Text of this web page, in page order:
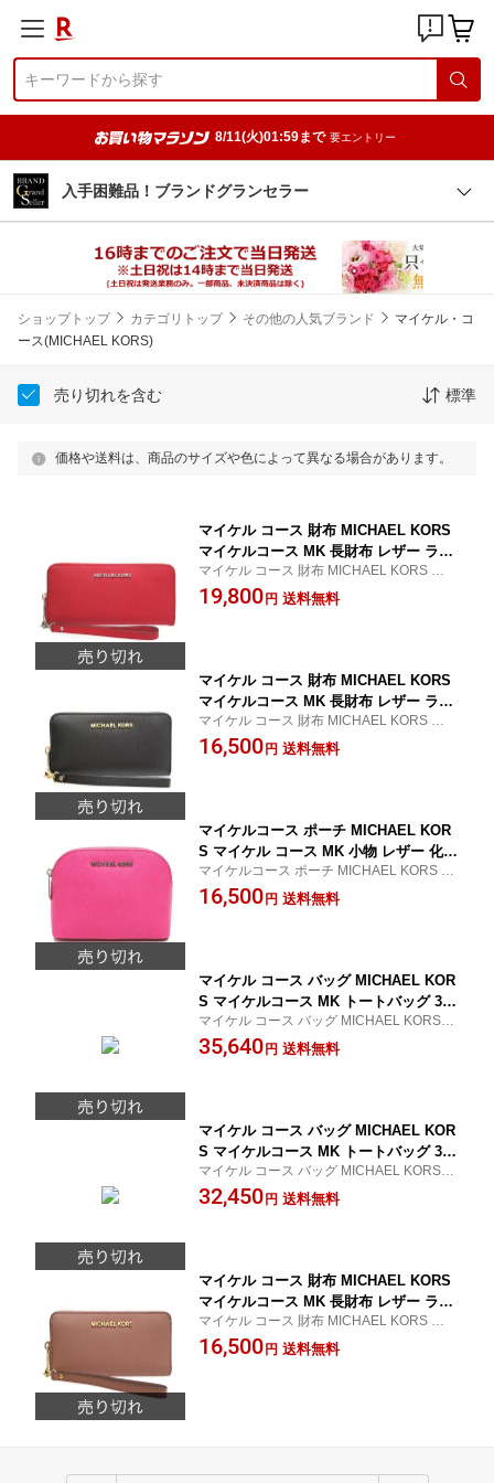
8/11(火)01:59まで 要エントリー
入手困難品！ブランドグランセラー
ショップトップ カテゴリトップ その他の人気ブランド
マイケル・コ
ース(MICHAEL KORS)
売り切れを含む 標準
価格や送料は、商品のサイズや色によって異なる場合があります。
マイケル コース 財布 MICHAEL KORS
マイケルコース MK 長財布 レザー ラウ
ンドファスナー長財布 32T4STVE9L CH
ILI JET SET TRAVEL レッド【2015新
マイケル コース 財布 MICHAEL KORS マイ
ケルコース MK 長財布 新作
19,800 円 送料無料
マイケル コース 財布 MICHAEL KORS
マイケルコース MK 長財布 レザー ラウ
ンドファスナー長財布 32T4GTVE3L BL
ACK ブラック JET SET TRAVEL 【201
マイケル コース 財布 MICHAEL KORS マイ
ケルコース MK 長財布 新作
16,500 円 送料無料
マイケルコース ポーチ MICHAEL KOR
S マイケル コース MK 小物 レザー 化粧
ポーチ 32T5SCPM2L RASPBERRY ピ
ンク CINDY【新作モデル】【新作モデ
マイケルコース ポーチ MICHAEL KORS マ
イケル コース MK 小物 新作
16,500 円 送料無料
マイケル コース バッグ MICHAEL KOR
S マイケルコース MK トートバッグ 30
H4STVT1L RASPBERRY ピンク JET S
ET TRAVEL【新作モデル】【送料無
マイケル コース バッグ MICHAEL KORS マ
イケルコース MK トートバッグ 30H4STVT
1L RASPBERRY ピンク JET SET TRAVEL
35,640 円 送料無料
マイケル コース バッグ MICHAEL KOR
S マイケルコース MK トートバッグ 30
H1GTVT1L PEANUT ブラウン JET SE
T TRAVEL【新作モデル】【送料無料】
マイケル コース バッグ MICHAEL KORS マ
イケルコース MK トートバッグ 30H4STVT
1L RASPBERRY ピンク JET SET TRAVEL
32,450 円 送料無料
マイケル コース 財布 MICHAEL KORS
マイケルコース MK 長財布 レザー ラウ
ンドファスナー長財布 32T4GTVE3L DU
STY ROSE JET SET TRAVEL 【2015
マイケル コース 財布 MICHAEL KORS マイ
ケルコース MK 長財布 新作
16,500 円 送料無料